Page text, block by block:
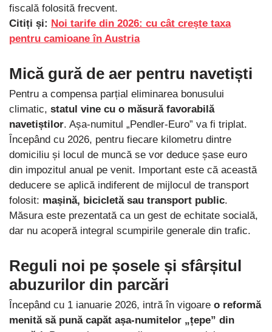
fiscală folosită frecvent.
Citiți și: Noi tarife din 2026: cu cât crește taxa
pentru camioane în Austria
Mică gură de aer pentru navetiști
Pentru a compensa parțial eliminarea bonusului
climatic, statul vine cu o măsură favorabilă
navetiștilor. Așa-numitul „Pendler-Euro” va fi triplat.
Începând cu 2026, pentru fiecare kilometru dintre
domiciliu și locul de muncă se vor deduce șase euro
din impozitul anual pe venit. Important este că această
deducere se aplică indiferent de mijlocul de transport
folosit: mașină, bicicletă sau transport public.
Măsura este prezentată ca un gest de echitate socială,
dar nu acoperă integral scumpirile generale din trafic.
Reguli noi pe șosele și sfârșitul
abuzurilor din parcări
Începând cu 1 ianuarie 2026, intră în vigoare o reformă
menită să pună capăt așa-numitelor „țepe” din